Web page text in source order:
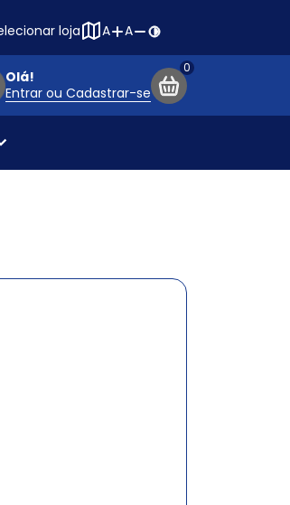
loja A A
produtos
Olá!
Entrar ou Cadastrar-se